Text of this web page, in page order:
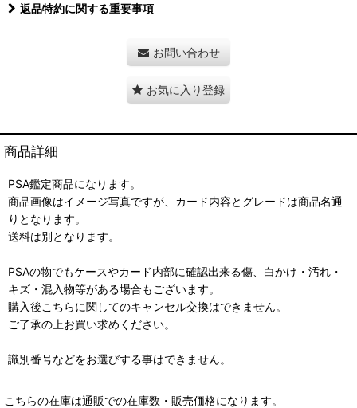
返品特約に関する重要事項
お問い合わせ
お気に入り登録
商品詳細
PSA鑑定商品になります。
商品画像はイメージ写真ですが、カード内容とグレードは商品名通
りとなります。
送料は別となります。
PSAの物でもケースやカード内部に確認出来る傷、白かけ・汚れ・
キズ・混入物等がある場合もございます。
購入後こちらに関してのキャンセル交換はできません。
ご了承の上お買い求めください。
識別番号などをお選びする事はできません。
こちらの在庫は通販での在庫数・販売価格になります。